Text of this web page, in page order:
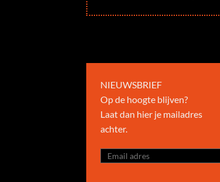
NIEUWSBRIEF
Op de hoogte blijven?
Laat dan hier je mailadres
achter.